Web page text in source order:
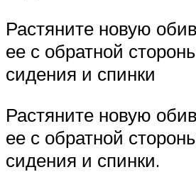
Растяните новую
ее с обратной
сидения и спинки
Растяните новую
ее с обратной
сидения и спинки.